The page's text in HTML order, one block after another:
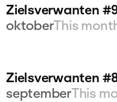
Zielsverwanten
oktoberThis
Zielsverwanten
septemberThis